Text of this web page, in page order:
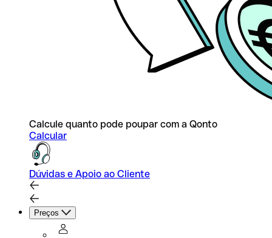
Calcule quanto pode poupar com a Qonto
Calcular
Dúvidas e Apoio ao Cliente
Preços